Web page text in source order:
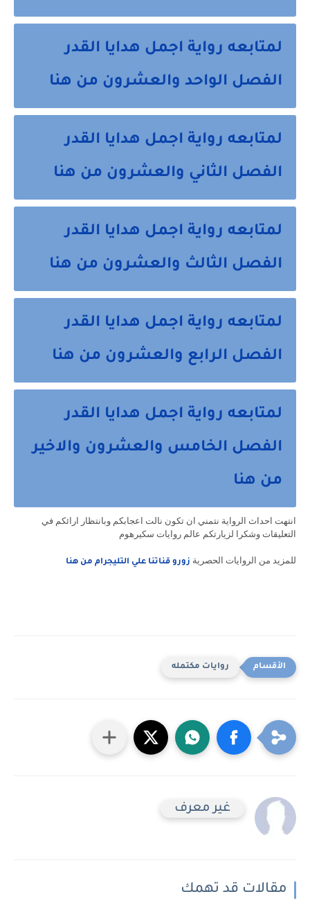
لمتابعه رواية اجمل هدايا القدر
الفصل الواحد والعشرون من هنا
لمتابعه رواية اجمل هدايا القدر
الفصل الثاني والعشرون من هنا
لمتابعه رواية اجمل هدايا القدر
الفصل الثالث والعشرون من هنا
لمتابعه رواية اجمل هدايا القدر
الفصل الرابع والعشرون من هنا
لمتابعه رواية اجمل هدايا القدر
الفصل الخامس والعشرون والاخير
من هنا
انتهت احداث الرواية نتمني ان تكون نالت اعجابكم وبانتظار ارائكم في
التعليقات وشكرا لزيارتكم عالم روايات سكيرهوم
للمزيد من الروايات الحصرية زورو قناتنا علي التليجرام من هنا
روايات مكتمله
غير معرف
مقالات قد تهمك